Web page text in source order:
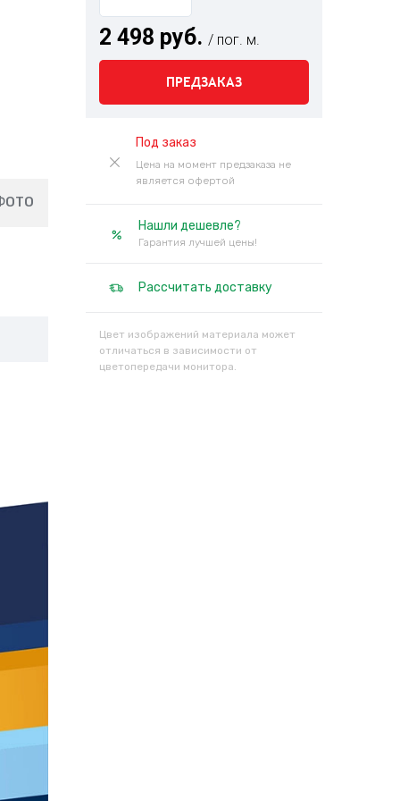
2 498 руб. / пог. м.
ПРЕДЗАКАЗ
Под заказ
Цена на момент предзаказа не
является офертой
Нашли дешевле?
Гарантия лучшей цены!
Рассчитать доставку
Цвет изображений материала может
отличаться в зависимости от
цветопередачи монитора.